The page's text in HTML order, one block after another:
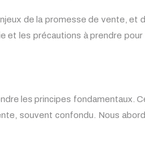
de la promesse de vente, et
et les précautions à prendre
les principes fondamentaux.
souvent confondu. Nous